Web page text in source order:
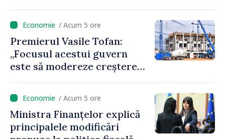
Delacău, raionul Anenii Noi
/ Acum 5 ore
Premierul Vasile Tofan:
„Focusul acestui guvern
este să modereze creșterea
/ Acum 5 ore
Ministra Finanțelor explică
principalele modificări